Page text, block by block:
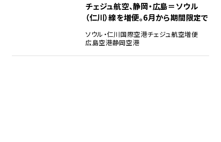
チェジュ航空、静岡・広島＝ソウル
（仁川）線を増便。6月から期間限定で
ソウル・仁川国際空港チェジュ航空増便
広島空港静岡空港